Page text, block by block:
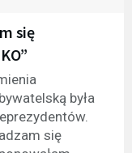
się
była
się